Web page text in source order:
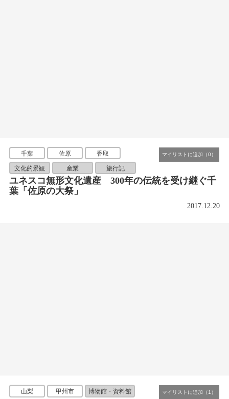
千葉 佐原 香取
文化的景観 産業 旅行記
ユネスコ無形文化遺産 300年の伝統を受け継ぐ千
葉「佐原の大祭」
2017.12.20
山梨 甲州市 博物館・資料館